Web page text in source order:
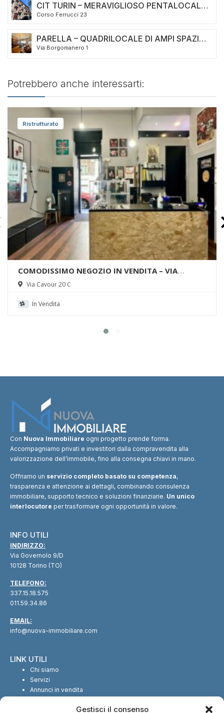
Gestisci il consenso
CIT TURIN – MERAVIGLIOSO PENTALOCALE
IN STABILE D’EPOCA
Corso Ferrucci 23
PARELLA – QUADRILOCALE DI AMPI SPAZI
INTERNI – IN VENDITA
Via Borgomanero 1
Potrebbero anche interessarti:
Ristrutturato
COMODISSIMO NEGOZIO IN VENDITA – VIA
CAVOUR, BODONI – CENTRO
Via Cavour 20 C
In Vendita
Con Nuova Immobiliare ogni progetto prende forma.
Accompagniamo privati e investitori dalla compravendita alla
valorizzazione dell’immobile, fino alla consegna chiavi in mano.
Offriamo un servizio completo basato su competenza,
trasparenza e attenzione ai dettagli, combinando consulenza
immobiliare, supporto tecnico e soluzioni finanziarie. Un unico
interlocutore per trasformare ogni opportunità in valore.
INFO UTILI
INDIRIZZO:
Via Governolo 9/D
10128 Torino (TO)
TELEFONO:
337.15.18.575
011.59.34.86
EMAIL:
info@nuova-immobiliare.com
LINK UTILI
Chi siamo
Servizi
Annunci in vendita